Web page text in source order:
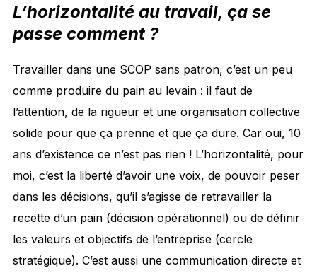
L’horizontalité au travail, ça se
passe comment ?
Travailler dans une SCOP sans patron, c’est un peu
comme produire du pain au levain : il faut de
l’attention, de la rigueur et une organisation collective
solide pour que ça prenne et que ça dure. Car oui, 10
ans d’existence ce n’est pas rien ! L’horizontalité, pour
moi, c’est la liberté d’avoir une voix, de pouvoir peser
dans les décisions, qu’il s’agisse de retravailler la
recette d’un pain (décision opérationnel) ou de définir
les valeurs et objectifs de l’entreprise (cercle
stratégique). C’est aussi une communication directe et